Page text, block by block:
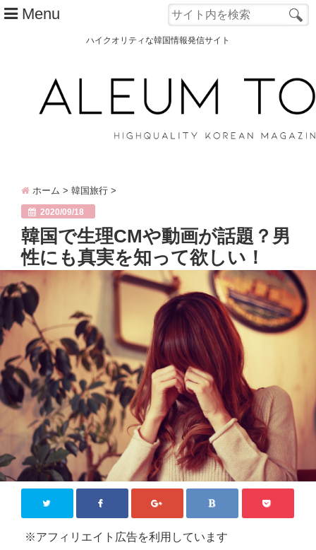
Menu
ALEUM TOWNとは？
韓国旅行
韓国 美容
オルチャン
KPOP【韓国芸能】
新大久保
その他
お問い合わせ
Close
ハイクオリティな韓国情報発信サイト
ホーム > 韓国旅行 >
2020/09/18
韓国で生理CMや動画が話題？男
性にも真実を知って欲しい！
※アフィリエイト広告を利用しています